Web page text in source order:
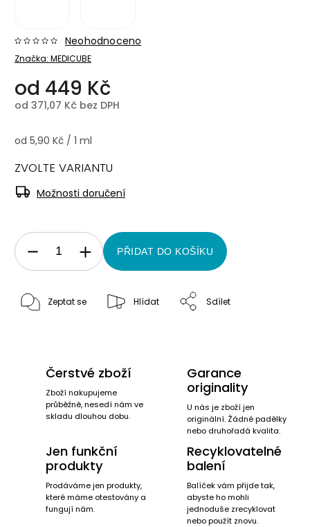
Značka: MEDICUBE
Neohodnoceno
od 449 Kč
od 371,07 Kč bez DPH
od 5,90 Kč / 1 ml
ZVOLTE VARIANTU
Možnosti doručení
PŘIDAT DO KOŠÍKU
Zeptat se Hlídat Sdílet
Čerstvé zboží
Zboží nakupujeme
průběžně, nesedí nám ve
skladu dlouhou dobu.
Garance
originality
U nás je zboží jen
originální. Žádné padělky
nebo druhořadá kvalita.
Jen funkční
produkty
Prodáváme jen produkty,
které máme otestovány a
fungují nám.
Recyklovatelné
balení
Balíček vám přijde tak,
abyste ho mohli
jednoduše zrecyklovat
nebo použít znovu.